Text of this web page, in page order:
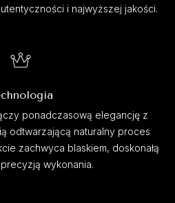
i najwyższej jakości.
ponadczasową elegancję z
odtwarzającą naturalny proces
zachwyca blaskiem, doskonałą
precyzją wykonania.